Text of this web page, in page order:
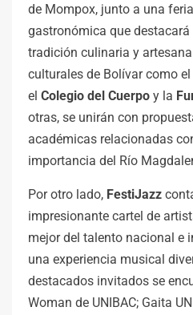
de Mompox, junto a una
gastronómica que
tradición culinaria y
culturales de Bolívar como el
el Colegio del Cuerpo y la
otras, se unirán con
académicas relacionadas
importancia del Río
Por otro lado, FestiJazz
impresionante cartel de
mejor del talento nacional e
una experiencia musical
destacados invitados se
Woman de UNIBAC; Gaita